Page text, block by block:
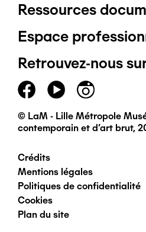
Pied
de
page
principal
Ressources
Espace
Retrouvez-nous
© LaM - Lille Métropole
contemporain et d'art brut,
Pied
de
page
Crédits
Mentions légales
Politiques de confidentialité
Cookies
Plan du site